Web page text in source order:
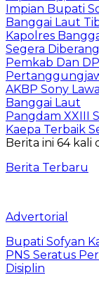
Impian Bupati
Banggai Laut
Kapolres
Segera
Pemkab Dan
AKBP Sony
Banggai Laut
Pangdam XXIII
Kaepa Terbaik
Berita ini 64 kali
Berita Terbaru
Advertorial
Bupati Sofyan
PNS Seratus
Disiplin